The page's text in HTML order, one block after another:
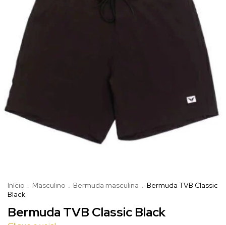
Início . Masculino . Bermuda masculina . Bermuda TVB Classic
Black
Bermuda TVB Classic Black